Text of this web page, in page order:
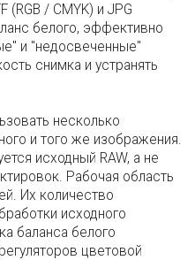
/ CMYK) и JPG
белого, эффективно
и "недосвеченные"
снимка и устранять
несколько
и того же изображения.
исходный RAW, а не
Рабочая область
Их количество
исходного
баланса белого
цветовой